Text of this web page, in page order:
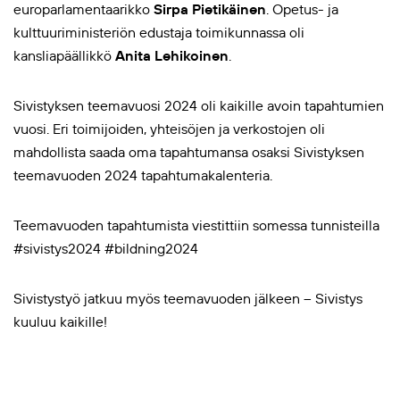
europarlamentaarikko Sirpa Pietikäinen. Opetus- ja
kulttuuriministeriön edustaja toimikunnassa oli
kansliapäällikkö Anita Lehikoinen.
Sivistyksen teemavuosi 2024 oli kaikille avoin tapahtumien
vuosi. Eri toimijoiden, yhteisöjen ja verkostojen oli
mahdollista saada oma tapahtumansa osaksi Sivistyksen
teemavuoden 2024 tapahtumakalenteria.
Teemavuoden tapahtumista viestittiin somessa tunnisteilla
#sivistys2024 #bildning2024
Sivistystyö jatkuu myös teemavuoden jälkeen – Sivistys
kuuluu kaikille!